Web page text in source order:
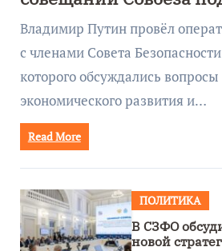
руководством Путина
Владимир Путин провёл
с членами Совета
которого обсуждались
экономического развития и…
Read More
ПОЛИТИКА
В СЗФО
новой